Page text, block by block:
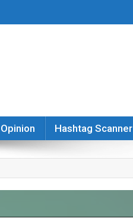
Opinion Hashtag Scanner